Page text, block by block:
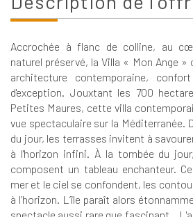
Accrochée à flanc de colline, au
naturel préservé, la Villa « Mon Ange »
architecture contemporaine,
d'exception. Jouxtant les 700
Petites Maures, cette villa
vue spectaculaire sur la Méditerranée.
du jour, les terrasses invitent à
à l'horizon infini. À la tombée du
composent un tableau enchanteur.
mer et le ciel se confondent, les
à l’horizon. L’île paraît alors